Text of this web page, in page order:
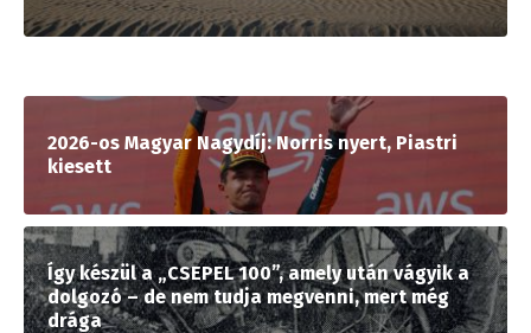
2026-os Magyar Nagydíj: Norris nyert, Piastri
kiesett
Így készül a „CSEPEL 100”, amely után vágyik a
dolgozó – de nem tudja megvenni, mert még
drága